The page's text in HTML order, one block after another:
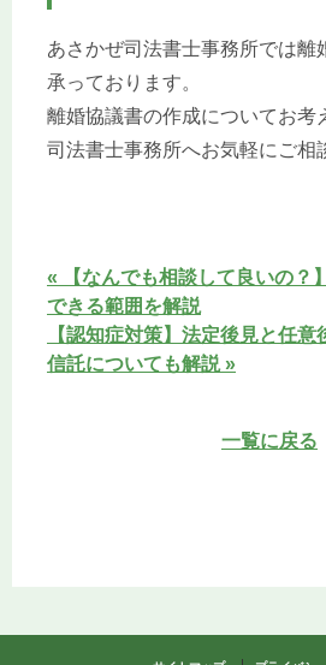
あさかぜ司法書士事務所では離
承っております。
離婚協議書の作成についてお考
司法書士事務所へお気軽にご相
« 【なんでも相談して良いの？
できる範囲を解説
【認知症対策】法定後見と任
信託についても解説 »
一覧に戻る